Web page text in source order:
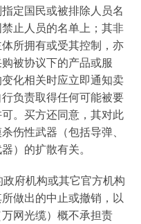
定国民或被排除人员名
止人员的名单上；其非
所拥有或受其控制，亦
被协议下的产品或服
化相关时应立即通知卖
负责取得任何可能被要
。买方还同意，其对此
伤性武器（包括导弹、
）的扩散有关。
府机构或其它官方机构
做出的中止或撤销，以
网光缆）概不承担责